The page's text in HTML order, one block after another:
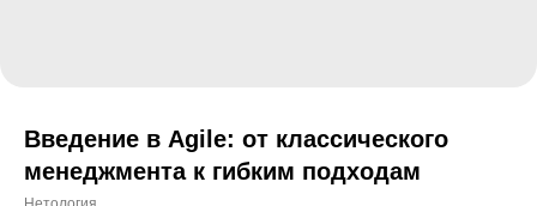
Введение в Agile: от классического
менеджмента к гибким подходам